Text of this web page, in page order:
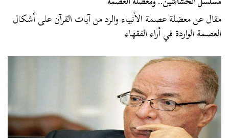
مقال عن معضلة عصمة الأنبياء والرد من آيات القرآن على أشكال
العصمة الواردة في أراء الفقهاء